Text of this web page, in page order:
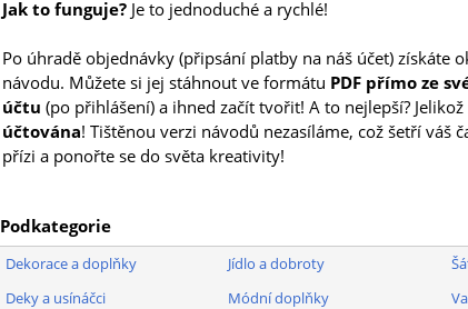
Jak to funguje? Je to jednoduché a rychlé!
Po úhradě objednávky (připsání platby na náš účet) získáte
návodu. Můžete si jej stáhnout ve formátu PDF přímo ze
účtu (po přihlášení) a ihned začít tvořit! A to nejlepší?
účtována! Tištěnou verzi návodů nezasíláme, což šetří váš
přízi a ponořte se do světa kreativity!
Podkategorie
Dekorace a doplňky
Deky a usínáčci
Jídlo a dobroty
Módní doplňky